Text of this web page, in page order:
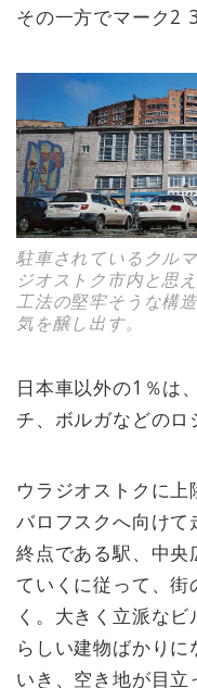
その一方でマーク2
駐車されているクル
ジオストク市内と思
工法の堅牢そうな構
気を醸し出す。
日本車以外の1％は
チ、ボルガなどのロ
ウラジオストクに
バロフスクへ向け
終点である駅、中
ていくに従って、
く。大きく立派な
らしい建物ばかり
いき、空き地が目